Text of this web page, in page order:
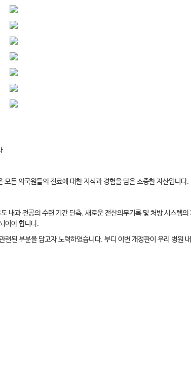
.
든 의국원들의 진료에 대한 지식과 경험을 담은 소중한 자산입니다.
과 전공의 수련 기간 단축, 새로운 전산의무기록 및 처방 시스템
어야 합니다.
련된 부분을 담고자 노력하였습니다. 부디 이번 개정판이 우리 병원